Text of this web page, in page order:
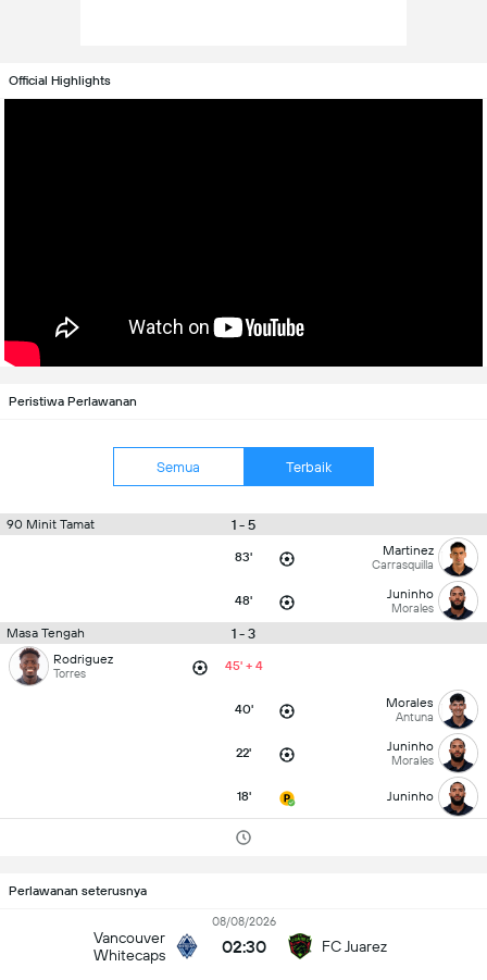
Official Highlights
Peristiwa Perlawanan
Semua Terbaik
90 Minit Tamat 1 - 5
83' Martinez
Carrasquilla
48' Juninho
Morales
Masa Tengah 1 - 3
Rodriguez
Torres 45' + 4
40' Morales
Antuna
22' Juninho
Morales
18' Juninho
Perlawanan seterusnya
Vancouver
Whitecaps
08/08/2026
02:30 FC Juarez